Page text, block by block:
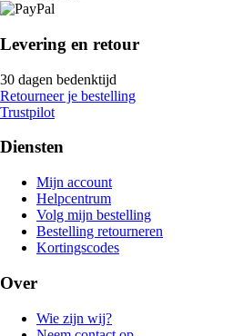
Levering en retour
30 dagen bedenktijd
Retourneer je bestelling
Trustpilot
Diensten
Mijn account
Helpcentrum
Volg mijn bestelling
Bestelling retourneren
Kortingscodes
Over
Wie zijn wij?